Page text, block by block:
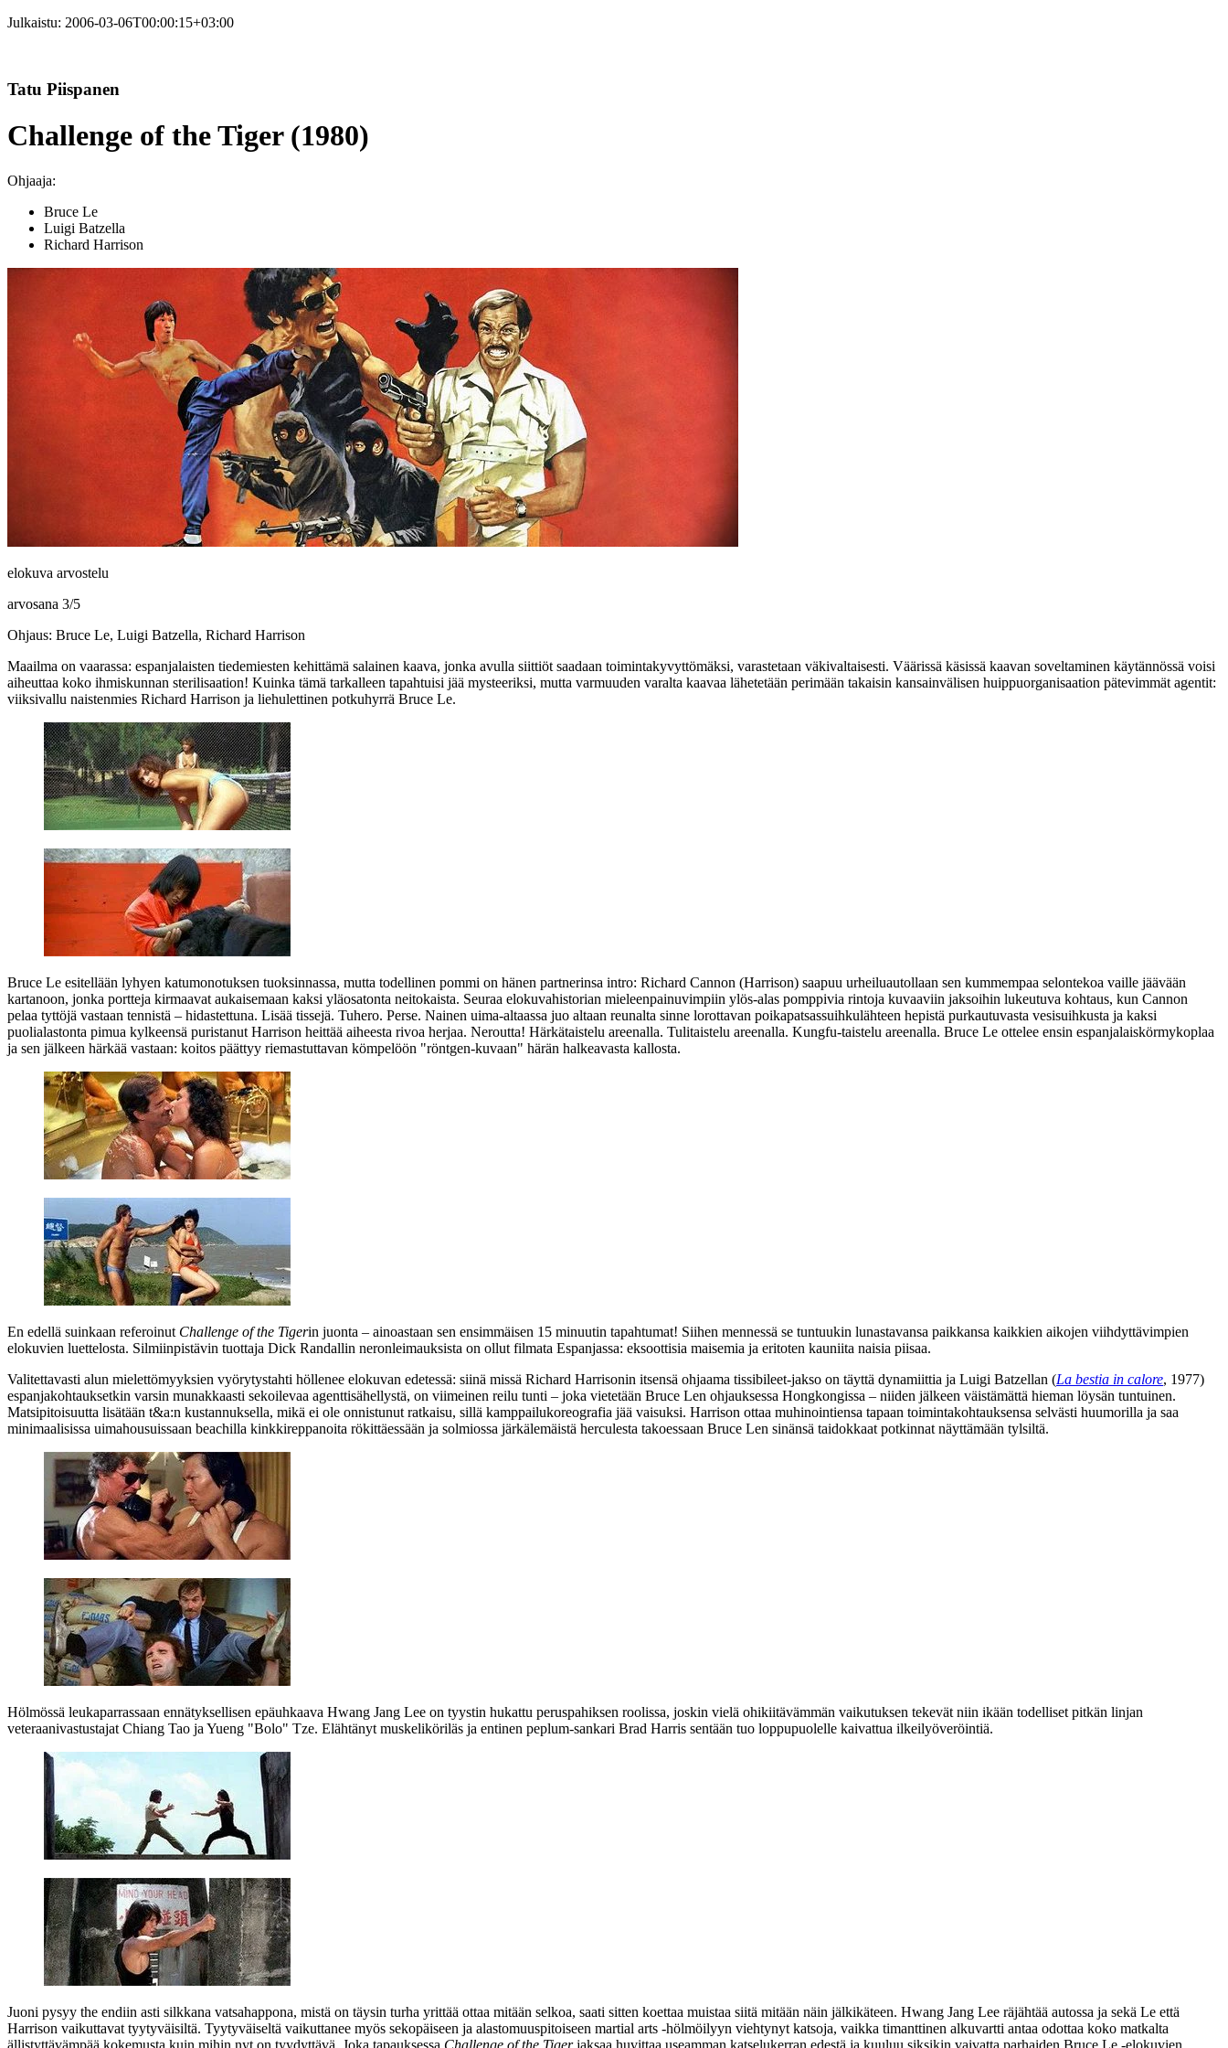
Julkaistu: 2006-03-06T00:00:15+03:00
Tatu Piispanen
Challenge of the Tiger (1980)
Ohjaaja:
Bruce Le
Luigi Batzella
Richard Harrison
elokuva arvostelu
arvosana 3/5
Ohjaus: Bruce Le, Luigi Batzella, Richard Harrison
Maailma on vaarassa: espanjalaisten tiedemiesten kehittämä salainen kaava, jonka avulla siittiöt saadaan toimintakyvyttömäksi, varastetaan väkivaltaisesti. Väärissä käsissä kaavan soveltaminen käytännössä voisi
aiheuttaa koko ihmiskunnan sterilisaation! Kuinka tämä tarkalleen tapahtuisi jää mysteeriksi, mutta varmuuden varalta kaavaa lähetetään perimään takaisin kansainvälisen huippuorganisaation pätevimmät agentit:
viiksivallu naistenmies Richard Harrison ja liehulettinen potkuhyrrä Bruce Le.
Bruce Le esitellään lyhyen katumonotuksen tuoksinnassa, mutta todellinen pommi on hänen partnerinsa intro: Richard Cannon (Harrison) saapuu urheiluautollaan sen kummempaa selontekoa vaille jäävään
kartanoon, jonka portteja kirmaavat aukaisemaan kaksi yläosatonta neitokaista. Seuraa elokuvahistorian mieleenpainuvimpiin ylös-alas pomppivia rintoja kuvaaviin jaksoihin lukeutuva kohtaus, kun Cannon
pelaa tyttöjä vastaan tennistä – hidastettuna. Lisää tissejä. Tuhero. Perse. Nainen uima-altaassa juo altaan reunalta sinne lorottavan poikapatsassuihkulähteen hepistä purkautuvasta vesisuihkusta ja kaksi
puolialastonta pimua kylkeensä puristanut Harrison heittää aiheesta rivoa herjaa. Neroutta! Härkätaistelu areenalla. Tulitaistelu areenalla. Kungfu-taistelu areenalla. Bruce Le ottelee ensin espanjalaiskörmykoplaa
ja sen jälkeen härkää vastaan: koitos päättyy riemastuttavan kömpelöön "röntgen-kuvaan" härän halkeavasta kallosta.
En edellä suinkaan referoinut Challenge of the Tigerin juonta – ainoastaan sen ensimmäisen 15 minuutin tapahtumat! Siihen mennessä se tuntuukin lunastavansa paikkansa kaikkien aikojen viihdyttävimpien
elokuvien luettelosta. Silmiinpistävin tuottaja Dick Randallin neronleimauksista on ollut filmata Espanjassa: eksoottisia maisemia ja eritoten kauniita naisia piisaa.
Valitettavasti alun mielettömyyksien vyörytystahti höllenee elokuvan edetessä: siinä missä Richard Harrisonin itsensä ohjaama tissibileet-jakso on täyttä dynamiittia ja Luigi Batzellan (La bestia in calore, 1977)
espanjakohtauksetkin varsin munakkaasti sekoilevaa agenttisähellystä, on viimeinen reilu tunti – joka vietetään Bruce Len ohjauksessa Hongkongissa – niiden jälkeen väistämättä hieman löysän tuntuinen.
Matsipitoisuutta lisätään t&a:n kustannuksella, mikä ei ole onnistunut ratkaisu, sillä kamppailukoreografia jää vaisuksi. Harrison ottaa muhinointiensa tapaan toimintakohtauksensa selvästi huumorilla ja saa
minimaalisissa uimahousuissaan beachilla kinkkireppanoita rökittäessään ja solmiossa järkälemäistä herculesta takoessaan Bruce Len sinänsä taidokkaat potkinnat näyttämään tylsiltä.
Hölmössä leukaparrassaan ennätyksellisen epäuhkaava Hwang Jang Lee on tyystin hukattu peruspahiksen roolissa, joskin vielä ohikiitävämmän vaikutuksen tekevät niin ikään todelliset pitkän linjan
veteraanivastustajat Chiang Tao ja Yueng "Bolo" Tze. Elähtänyt muskeliköriläs ja entinen peplum-sankari Brad Harris sentään tuo loppupuolelle kaivattua ilkeilyöveröintiä.
Juoni pysyy the endiin asti silkkana vatsahappona, mistä on täysin turha yrittää ottaa mitään selkoa, saati sitten koettaa muistaa siitä mitään näin jälkikäteen. Hwang Jang Lee räjähtää autossa ja sekä Le että
Harrison vaikuttavat tyytyväisiltä. Tyytyväiseltä vaikuttanee myös sekopäiseen ja alastomuuspitoiseen martial arts ‑hölmöilyyn viehtynyt katsoja, vaikka timanttinen alkuvartti antaa odottaa koko matkalta
ällistyttävämpää kokemusta kuin mihin nyt on tyydyttävä. Joka tapauksessa Challenge of the Tigerjaksaa huvittaa useamman katselukerran edestä ja kuuluu siksikin vaivatta parhaiden Bruce Le ‑elokuvien